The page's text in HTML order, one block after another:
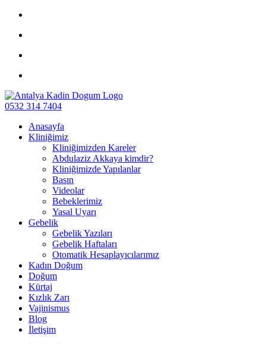
0532 314 7404
Anasayfa
Kliniğimiz
Kliniğimizden Kareler
Abdulaziz Akkaya kimdir?
Kliniğimizde Yapılanlar
Basın
Videolar
Bebeklerimiz
Yasal Uyarı
Gebelik
Gebelik Yazıları
Gebelik Haftaları
Otomatik Hesaplayıcılarımız
Kadın Doğum
Doğum
Kürtaj
Kızlık Zarı
Vajinismus
Blog
İletişim